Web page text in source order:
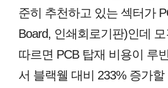
준히 추천하고 있는 섹터가
Board, 인쇄회로기판)인데
따르면 PCB 탑재 비용이 루
서 블랙웰 대비 233% 증가할